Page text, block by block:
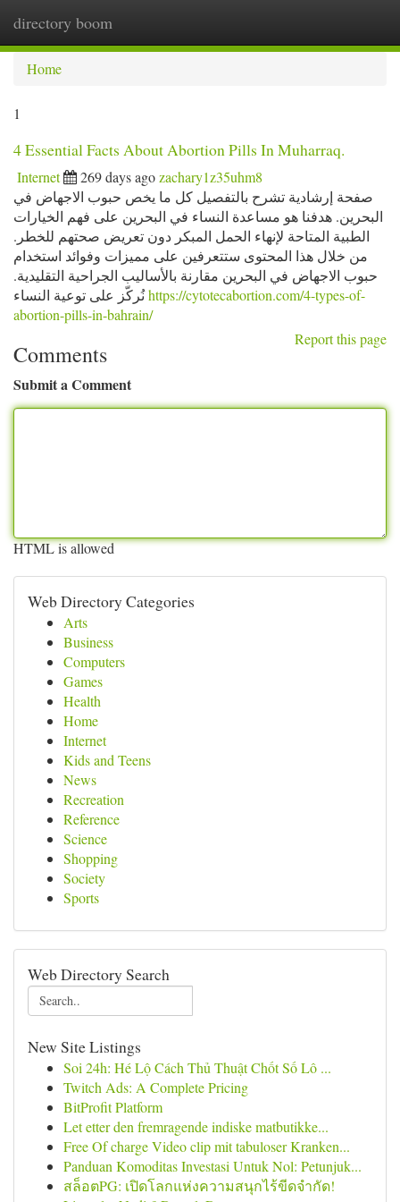
directory boom
Home
1
4 Essential Facts About Abortion Pills In Muharraq.
Internet 269 days agozachary1z35uhm8
صفحة إرشادية تشرح بالتفصيل كل ما يخص حبوب الاجهاض في
البحرين. هدفنا هو مساعدة النساء في البحرين على فهم الخيارات
الطبية المتاحة لإنهاء الحمل المبكر دون تعريض صحتهم للخطر.
من خلال هذا المحتوى ستتعرفين على مميزات وفوائد استخدام
حبوب الاجهاض في البحرين مقارنة بالأساليب الجراحية التقليدية.
نُركّز على توعية النساءhttps://cytotecabortion.com/4-types-of-
abortion-pills-in-bahrain/
Report this page
Comments
Submit a Comment
HTML is allowed
Web Directory Categories
Arts
Business
Computers
Games
Health
Home
Internet
Kids and Teens
News
Recreation
Reference
Science
Shopping
Society
Sports
Web Directory Search
New Site Listings
Soi 24h: Hé Lộ Cách Thủ Thuật Chốt Số Lô ...
Twitch Ads: A Complete Pricing
BitProfit Platform
Let etter den fremragende indiske matbutikke...
Free Of charge Video clip mit tabuloser Kranken...
Panduan Komoditas Investasi Untuk Nol: Petunjuk...
สล็อตPG: เปิดโลกแห่งความสนุกไร้ขีดจำกัด!